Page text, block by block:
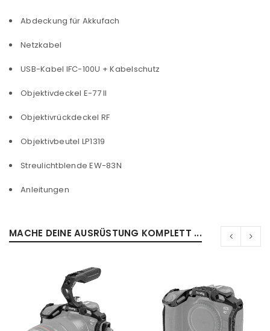
Anmeldeformular geschützt durch
ANMELDEN
deine E-Mail-Adresse gesendet.
NEWSLETTER ABONNIEREN
Please select all the ways you would like to hear from
Abdeckung für Akkufach
Netzkabel
USB-Kabel IFC-100U + Kabelschutz
Objektivdeckel E-77 II
Objektivrückdeckel RF
Objektivbeutel LP1319
Streulichtblende EW-83N
Anleitungen
MACHE DEINE AUSRÜSTUNG KOMPLETT ...